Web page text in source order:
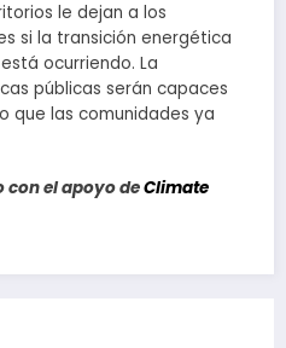
le dejan a los
si la transición energética
ocurriendo. La
públicas serán capaces
que las comunidades ya
con el apoyo deClimate